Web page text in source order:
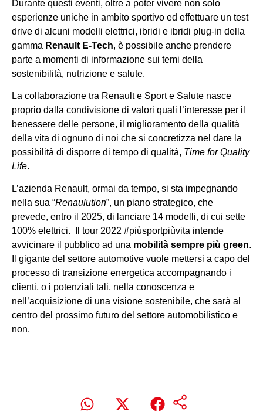
Durante questi eventi, oltre a poter vivere non solo
esperienze uniche in ambito sportivo ed effettuare un test
drive di alcuni modelli elettrici, ibridi e ibridi plug-in della
gamma Renault E-Tech , è possibile anche prendere
parte a momenti di informazione sui temi della
sostenibilità, nutrizione e salute.
La collaborazione tra Renault e Sport e Salute nasce
proprio dalla condivisione di valori quali l’interesse per il
benessere delle persone, il miglioramento della qualità
della vita di ognuno di noi che si concretizza nel dare la
possibilità di disporre di tempo di qualità, Time for Quality
Life.
L’azienda Renault, ormai da tempo, si sta impegnando
nella sua “Renaulution”, un piano strategico, che
prevede, entro il 2025, di lanciare 14 modelli, di cui sette
100% elettrici. Il tour 2022 #piùsportpiùvita intende
avvicinare il pubblico ad una mobilità sempre più green.
Il gigante del settore automotive vuole mettersi a capo del
processo di transizione energetica accompagnando i
clienti, o i potenziali tali, nella conoscenza e
nell’acquisizione di una visione sostenibile, che sarà al
centro del prossimo futuro del settore automobilistico e
non.